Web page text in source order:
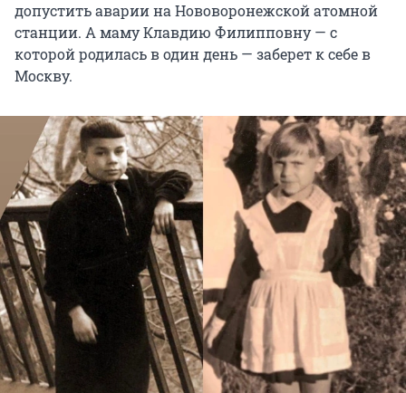
допустить аварии на Нововоронежской атомной
станции. А маму Клавдию Филипповну — с
которой родилась в один день — заберет к себе в
Москву.